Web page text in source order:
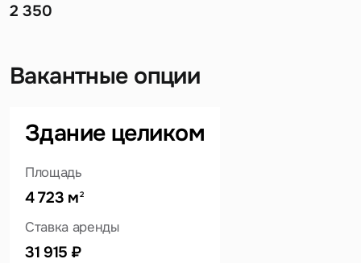
2 350
Вакантные опции
Здание целиком
Площадь
4 723 м2
Ставка аренды
31 915 ₽
Задайте свой вопрос
Вопрос
Это обязательное поле